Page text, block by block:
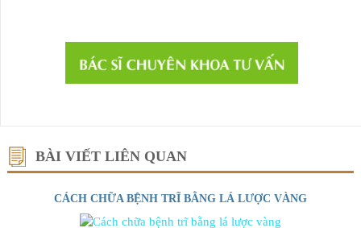
BÀI VIẾT LIÊN QUAN
CÁCH CHỮA BỆNH TRĨ BẰNG LÁ LƯỢC VÀNG